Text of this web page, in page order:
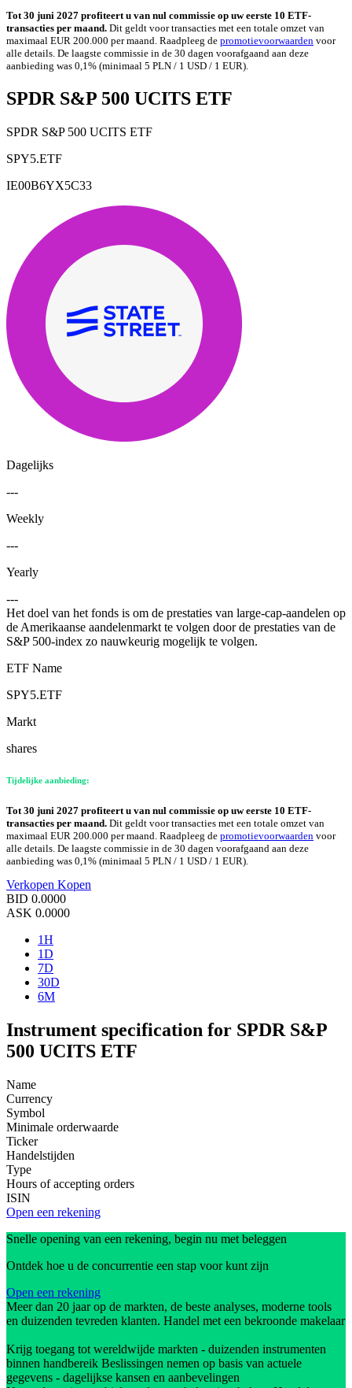
Tot 30 juni 2027 profiteert u van nul commissie op uw eerste 10 ETF-
transacties per maand. Dit geldt voor transacties met een totale omzet van
maximaal EUR 200.000 per maand. Raadpleeg de promotievoorwaarden voor
alle details. De laagste commissie in de 30 dagen voorafgaand aan deze
aanbieding was 0,1% (minimaal 5 PLN / 1 USD / 1 EUR).
SPDR S&P 500 UCITS ETF
SPDR S&P 500 UCITS ETF
SPY5.ETF
IE00B6YX5C33
Dagelijks
---
Weekly
---
Yearly
---
Het doel van het fonds is om de prestaties van large-cap-aandelen op
de Amerikaanse aandelenmarkt te volgen door de prestaties van de
S&P 500-index zo nauwkeurig mogelijk te volgen.
ETF Name
SPY5.ETF
Markt
shares
Tijdelijke aanbieding:
Tot 30 juni 2027 profiteert u van nul commissie op uw eerste 10 ETF-
transacties per maand. Dit geldt voor transacties met een totale omzet van
maximaal EUR 200.000 per maand. Raadpleeg de promotievoorwaarden voor
alle details. De laagste commissie in de 30 dagen voorafgaand aan deze
aanbieding was 0,1% (minimaal 5 PLN / 1 USD / 1 EUR).
Verkopen Kopen
BID 0.0000
ASK 0.0000
1H
1D
7D
30D
6M
Instrument specification for SPDR S&P
500 UCITS ETF
Name
Currency
Symbol
Minimale orderwaarde
Ticker
Handelstijden
Type
Hours of accepting orders
ISIN
Open een rekening
Snelle opening van een rekening, begin nu met beleggen
Ontdek hoe u de concurrentie een stap voor kunt zijn
Open een rekening
Meer dan 20 jaar op de markten, de beste analyses, moderne tools
en duizenden tevreden klanten. Handel met een bekroonde makelaar
Krijg toegang tot wereldwijde markten - duizenden instrumenten
binnen handbereik Beslissingen nemen op basis van actuele
gegevens - dagelijkse kansen en aanbevelingen